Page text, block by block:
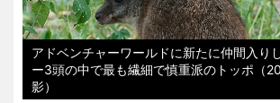
アドベンチャーワールドに新たに仲間入り
ー3頭の中で最も繊細で慎重派のトッポ（
影）